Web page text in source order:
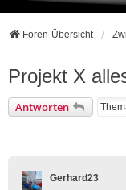
Foren-Übersicht
Projekt X
Antworten
Gerhard23